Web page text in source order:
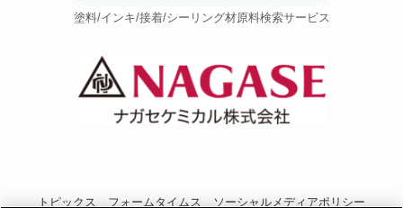
塗料/インキ/接着/シーリング材原料検索サービス
トピックス フォームタイムス ソーシャルメディアポリシー